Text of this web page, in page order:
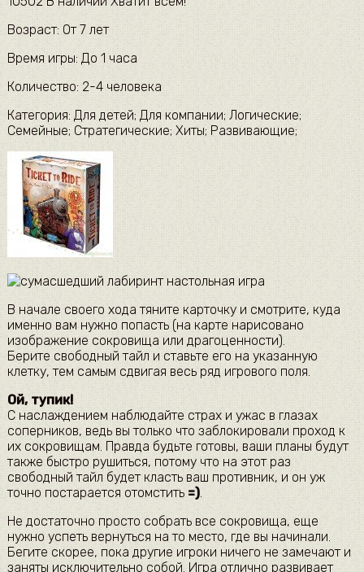
Возраст: От 7 лет
Время игры: До 1 часа
Количество: 2-4 человека
Категория: Для детей; Для компании; Логические;
Семейные; Стратегические; Хиты; Развивающие;
В начале своего хода тяните карточку и смотрите, куда
именно вам нужно попасть (на карте нарисовано
изображение сокровища или драгоценности).
Берите свободный тайл и ставьте его на указанную
клетку, тем самым сдвигая весь ряд игрового поля.
Ой, тупик!
С наслаждением наблюдайте страх и ужас в глазах
соперников, ведь вы только что заблокировали проход к
их сокровищам. Правда будьте готовы, ваши планы будут
также быстро рушиться, потому что на этот раз
свободный тайл будет класть ваш противник, и он уж
точно постарается отомстить =).
Не достаточно просто собрать все сокровища, еще
нужно успеть вернуться на то место, где вы начинали.
Бегите скорее, пока другие игроки ничего не замечают и
заняты исключительно собой. Игра отлично развивает